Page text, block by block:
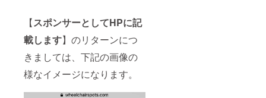
【スポンサーとしてHPに記
載します】のリターンにつ
きましては、下記の画像の
様なイメージになります。